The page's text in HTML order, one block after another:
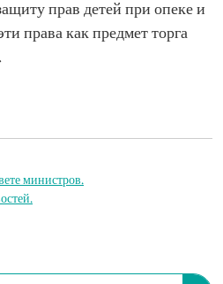
прав детей при опеке и
права как предмет торга
министров.